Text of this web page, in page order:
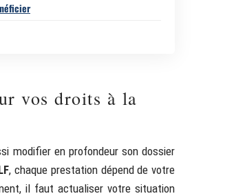
vos droits à la
modifier en profondeur son dossier
, chaque prestation dépend de votre
il faut actualiser votre situation